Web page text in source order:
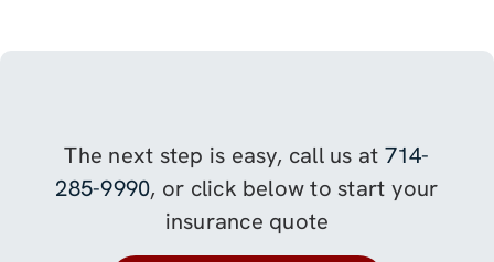
The next step is easy, call us at 714-
285-9990, or click below to start your
insurance quote